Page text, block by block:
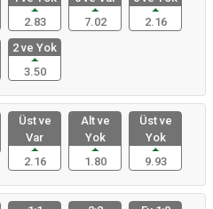
2.83
7.02
2.16
2 ve Yok
3.50
Üst ve
Var
2.16
Alt ve
Yok
1.80
Üst ve
Yok
9.93